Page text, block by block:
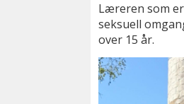
Læreren som
seksuell
over 15 år.